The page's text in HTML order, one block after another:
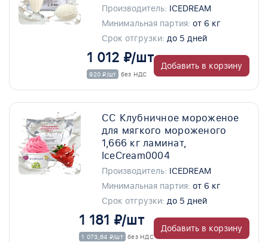
Производитель: ICEDREAM
Минимальная партия: от 6 кг
Срок отгрузки: до 5 дней
1 012 ₽/шт
920 ₽/шт без НДС
Добавить в корзину
СС Клубничное мороженое
для мягкого мороженого
1,666 кг ламинат,
IceCream0004
Производитель: ICEDREAM
Минимальная партия: от 6 кг
Срок отгрузки: до 5 дней
1 181 ₽/шт
1 073,64 ₽/шт без НДС
Добавить в корзину